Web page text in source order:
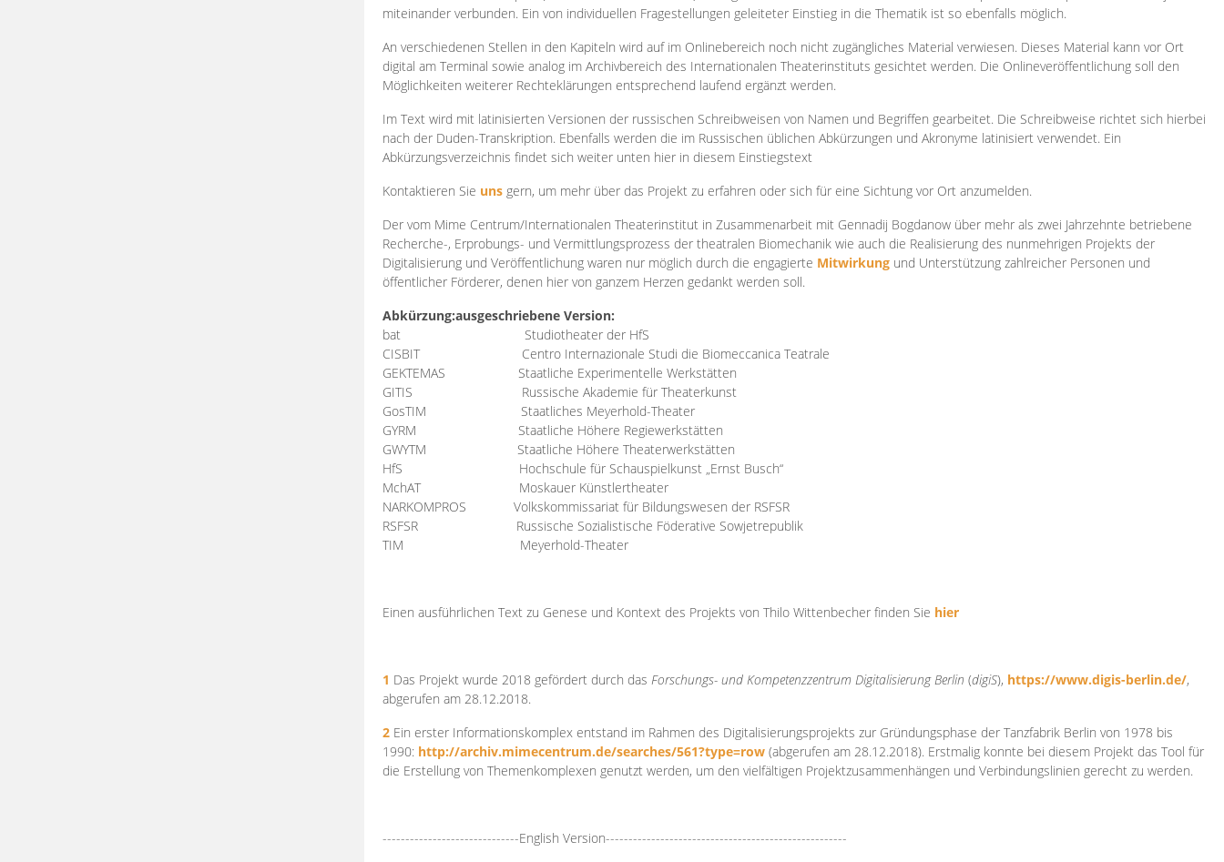
miteinander verbunden. Ein von individuellen Fragestellungen geleiteter Einstieg in die Thematik ist so ebenfalls möglich.
An verschiedenen Stellen in den Kapiteln wird auf im Onlinebereich noch nicht zugängliches Material verwiesen. Dieses Material kann vor Ort
digital am Terminal sowie analog im Archivbereich des Internationalen Theaterinstituts gesichtet werden. Die Onlineveröffentlichung soll den
Möglichkeiten weiterer Rechteklärungen entsprechend laufend ergänzt werden.
Im Text wird mit latinisierten Versionen der russischen Schreibweisen von Namen und Begriffen gearbeitet. Die Schreibweise richtet sich hierbei
nach der Duden-Transkription. Ebenfalls werden die im Russischen üblichen Abkürzungen und Akronyme latinisiert verwendet. Ein
Abkürzungsverzeichnis findet sich weiter unten hier in diesem Einstiegstext
Kontaktieren Sie uns gern, um mehr über das Projekt zu erfahren oder sich für eine Sichtung vor Ort anzumelden.
Der vom Mime Centrum/Internationalen Theaterinstitut in Zusammenarbeit mit Gennadij Bogdanow über mehr als zwei Jahrzehnte betriebene
Recherche-, Erprobungs- und Vermittlungsprozess der theatralen Biomechanik wie auch die Realisierung des nunmehrigen Projekts der
Digitalisierung und Veröffentlichung waren nur möglich durch die engagierte Mitwirkung und Unterstützung zahlreicher Personen und
öffentlicher Förderer, denen hier von ganzem Herzen gedankt werden soll.
Abkürzung:ausgeschriebene Version:
bat
Studiotheater der HfS
CISBIT
Centro Internazionale Studi die Biomeccanica Teatrale
GEKTEMAS
Staatliche Experimentelle Werkstätten
GITIS
Russische Akademie für Theaterkunst
GosTIM
Staatliches Meyerhold-Theater
GYRM
Staatliche Höhere Regiewerkstätten
GWYTM
Staatliche Höhere Theaterwerkstätten
HfS
Hochschule für Schauspielkunst „Ernst Busch“
MchAT
Moskauer Künstlertheater
NARKOMPROS
Volkskommissariat für Bildungswesen der RSFSR
RSFSR
Russische Sozialistische Föderative Sowjetrepublik
TIM Meyerhold-Theater
Einen ausführlichen Text zu Genese und Kontext des Projekts von Thilo Wittenbecher finden Sie hier
1 Das Projekt wurde 2018 gefördert durch das Forschungs- und Kompetenzzentrum DigitalisierungBerlin (digiS), https://www.digis-berlin.de/,
abgerufen am 28.12.2018.
2 Ein erster Informationskomplex entstand im Rahmen des Digitalisierungsprojekts zur Gründungsphase der Tanzfabrik Berlin von 1978 bis
1990: http://archiv.mimecentrum.de/searches/561?type=row (abgerufen am 28.12.2018). Erstmalig konnte bei diesem Projekt das Tool für
die Erstellung von Themenkomplexen genutzt werden, um den vielfältigen Projektzusammenhängen und Verbindungslinien gerecht zu werden.
------------------------------English Version-----------------------------------------------------